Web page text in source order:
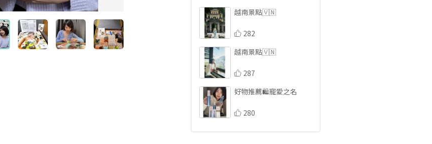
越南景點🇻🇳
282
越南景點🇻🇳
287
好物推薦🛍️寵愛之名
280
好物推薦🛍️變臉貓